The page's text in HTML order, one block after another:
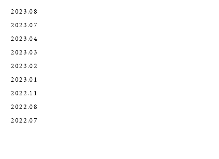
2023.08
2023.07
2023.04
2023.03
2023.02
2023.01
2022.11
2022.08
2022.07